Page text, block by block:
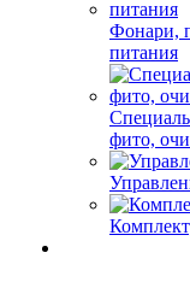
Фонари,
питания
фито,